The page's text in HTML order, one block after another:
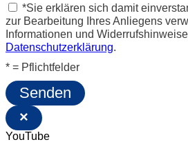
*Sie erklären sich damit
zur Bearbeitung Ihres Anliegens
Informationen und
Datenschutzerklärung.
* = Pflichtfelder
Senden
×
YouTube